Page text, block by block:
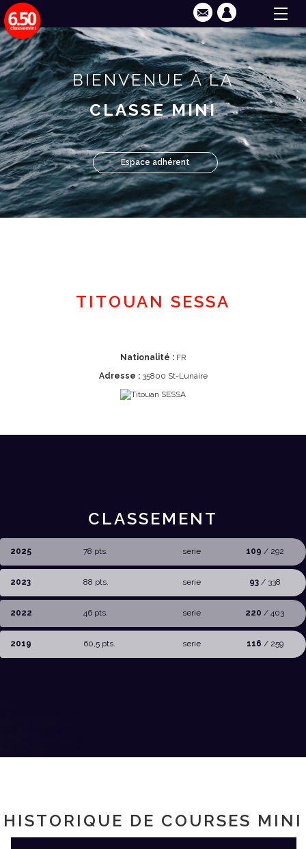
BIENVENUE À LA
CLASSE MINI
Espace adhérent
TITOUAN SESSA
Nationalité :FR
Adresse :35800 St-Lunaire
CLASSEMENT
2025 78 pts. serie 109 / 292
2023 88 pts. serie 93/ 338
2022 46 pts. serie 220 / 403
2019 60,5 pts. serie 116 / 259
HISTORIQUE DE COURSES MINI